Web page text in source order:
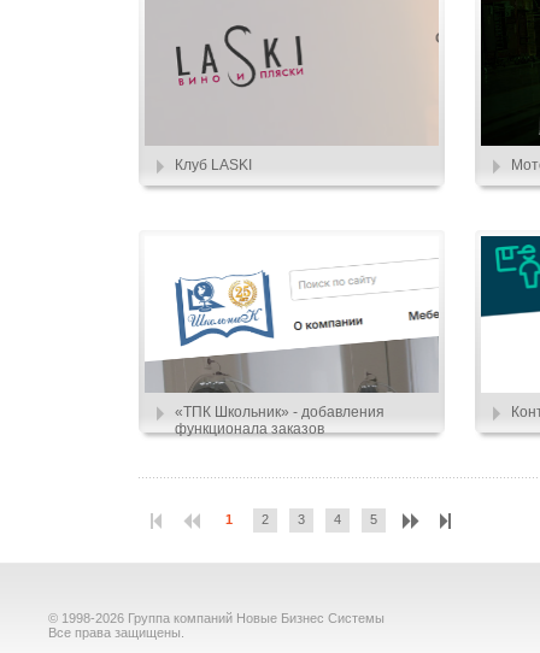
Клуб LASKI
«ТПК Школьник» - добавления
функционала заказов
1 2 3 4 5
© 1998-2026 Группа компаний Новые Бизнес Системы
Все права защищены.